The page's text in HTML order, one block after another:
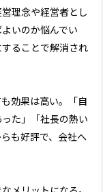
理念や経営者とし
いのか悩んでい
ることで解消され
効果は高い。「自
た」「社長の熱い
も好評で、会社へ